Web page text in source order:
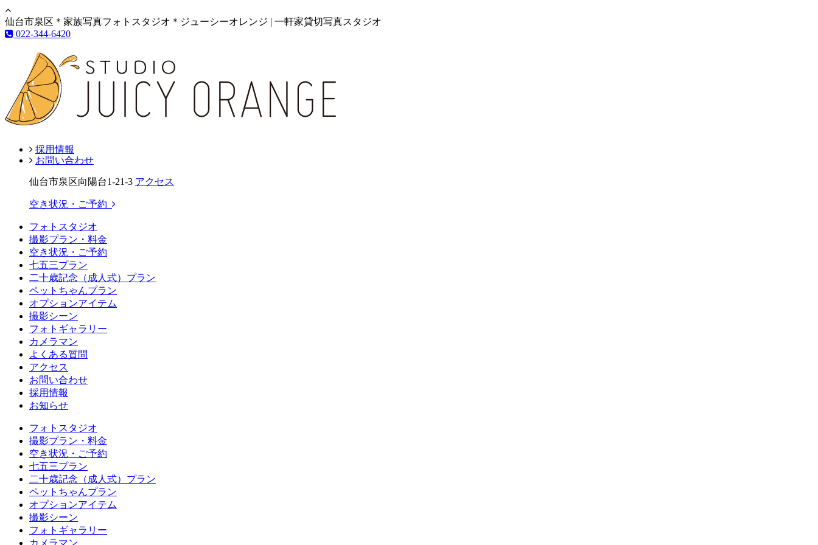
仙台市泉区＊家族写真フォトスタジオ＊ジューシーオレンジ | 一軒家貸切写真スタジオ
022-344-6420
採用情報
お問い合わせ
仙台市泉区向陽台1-21-3 アクセス
空き状況・ご予約
フォトスタジオ
撮影プラン・料金
空き状況・ご予約
七五三プラン
二十歳記念（成人式）プラン
ペットちゃんプラン
オプションアイテム
撮影シーン
フォトギャラリー
カメラマン
よくある質問
アクセス
お問い合わせ
採用情報
お知らせ
フォトスタジオ
撮影プラン・料金
空き状況・ご予約
七五三プラン
二十歳記念（成人式）プラン
ペットちゃんプラン
オプションアイテム
撮影シーン
フォトギャラリー
カメラマン